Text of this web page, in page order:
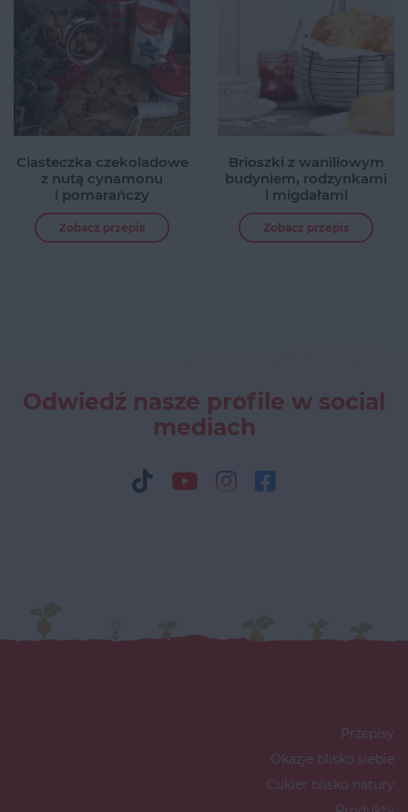
Ciasteczka czekoladowe
z nutą cynamonu
i pomarańczy
Zobacz przepis
Brioszki z waniliowym
budyniem, rodzynkami
i migdałami
Zobacz przepis
Odwiedź nasze profile w social
mediach
Przepisy
Okazje blisko siebie
Cukier blisko natury